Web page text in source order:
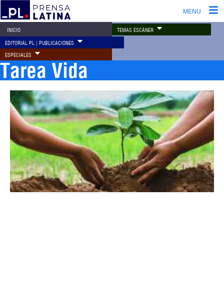
MENU
INICIO TEMAS ESCÁNER
EDITORIAL PL | PUBLICACIONES
ESPECIALES
Tarea Vida